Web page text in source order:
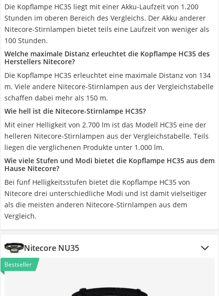
Die Kopflampe HC35 liegt mit einer Akku-Laufzeit von 1.200
Stunden im oberen Bereich des Vergleichs. Der Akku anderer
Nitecore-Stirnlampen bietet teils eine Laufzeit von weniger als
100 Stunden.
Welche maximale Distanz erleuchtet die Kopflampe HC35 des
Herstellers Nitecore?
Die Kopflampe HC35 erleuchtet eine maximale Distanz von 134
m. Viele andere Nitecore-Stirnlampen aus der Vergleichstabelle
schaffen dabei mehr als 150 m.
Wie hell ist die Nitecore-Stirnlampe HC35?
Mit einer Helligkeit von 2.700 lm ist das Modell HC35 eine der
helleren Nitecore-Stirnlampen aus der Vergleichstabelle. Teils
liegen die verglichenen Produkte unter 1.000 lm.
Wie viele Stufen und Modi bietet die Kopflampe HC35 aus dem
Hause Nitecore?
Bei fünf Helligkeitsstufen bietet die Kopflampe HC35 von
Nitecore drei unterschiedliche Modi und ist damit vielseitiger
als die meisten anderen Nitecore-Stirnlampen aus dem
Vergleich.
Nitecore NU35
Bestseller